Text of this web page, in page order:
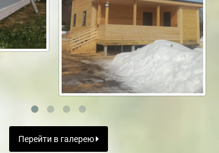
Перейти в галерею